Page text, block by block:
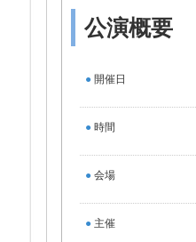
公演概要
● 開催日
● 時間
● 会場
● 主催